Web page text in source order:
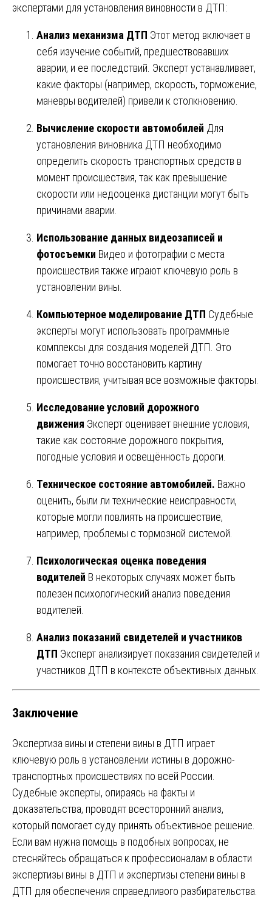
экспертами для установления виновности в ДТП:
Анализ механизма ДТП Этот метод включает в
себя изучение событий, предшествовавших
аварии, и ее последствий. Эксперт устанавливает,
какие факторы (например, скорость, торможение,
маневры водителей) привели к столкновению.
Вычисление скорости автомобилей Для
установления виновника ДТП необходимо
определить скорость транспортных средств в
момент происшествия, так как превышение
скорости или недооценка дистанции могут быть
причинами аварии.
Использование данных видеозаписей и
фотосъемки Видео и фотографии с места
происшествия также играют ключевую роль в
установлении вины.
Компьютерное моделирование ДТП Судебные
эксперты могут использовать программные
комплексы для создания моделей ДТП. Это
помогает точно восстановить картину
происшествия, учитывая все возможные факторы.
Исследование условий дорожного
движения Эксперт оценивает внешние условия,
такие как состояние дорожного покрытия,
погодные условия и освещённость дороги.
Техническое состояние автомобилей. Важно
оценить, были ли технические неисправности,
которые могли повлиять на происшествие,
например, проблемы с тормозной системой.
Психологическая оценка поведения
водителей В некоторых случаях может быть
полезен психологический анализ поведения
водителей.
Анализ показаний свидетелей и участников
ДТП Эксперт анализирует показания свидетелей и
участников ДТП в контексте объективных данных.
Заключение
Экспертиза вины и степени вины в ДТП играет
ключевую роль в установлении истины в дорожно-
транспортных происшествиях по всей России.
Судебные эксперты, опираясь на факты и
доказательства, проводят всесторонний анализ,
который помогает суду принять объективное решение.
Если вам нужна помощь в подобных вопросах, не
стесняйтесь обращаться к профессионалам в области
экспертизы вины в ДТП и экспертизы степени вины в
ДТП для обеспечения справедливого разбирательства.